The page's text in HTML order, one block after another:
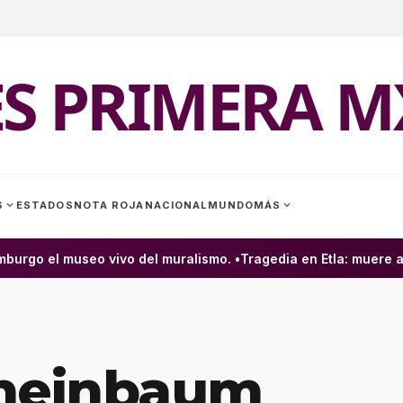
PRIMERA
expand_more ESTADOS NOTA ROJA NACIONAL MUNDOMÁS expand_more
el museo vivo del muralismo. •Tragedia en Etla: muere